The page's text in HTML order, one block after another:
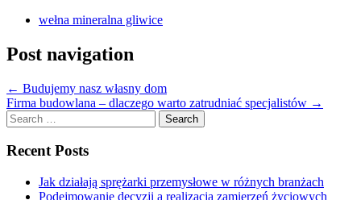
wełna mineralna gliwice
Post navigation
← Budujemy nasz własny dom
Firma budowlana – dlaczego warto zatrudniać specjalistów →
Search
for:
Recent Posts
Jak działają sprężarki przemysłowe w różnych branżach
Podejmowanie decyzji a realizacja zamierzeń życiowych